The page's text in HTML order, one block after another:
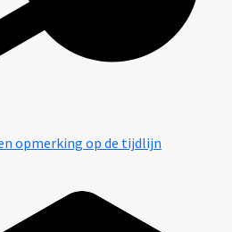
opmerking op de tijdlijn